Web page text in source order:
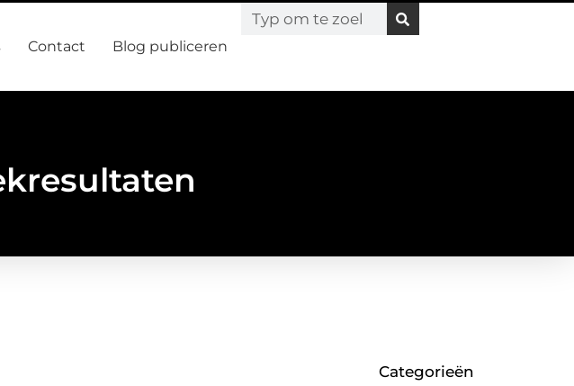
Contact Blog publiceren
Categorieën